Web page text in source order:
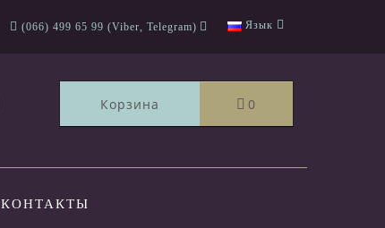
(066) 499 65 99 (Viber, Telegram) Язык
Корзина 0
КОНТАКТЫ